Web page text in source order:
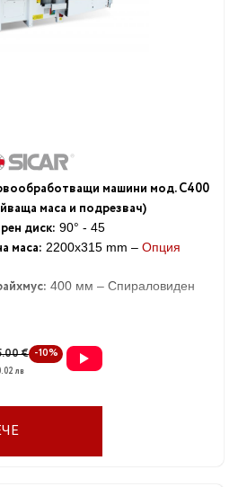
машини мод. C400
маса и подрезвач)
диск: 90° - 45
маса: 2200x315 mm – Опция
400 мм – Спираловиден
€ -10%
лв